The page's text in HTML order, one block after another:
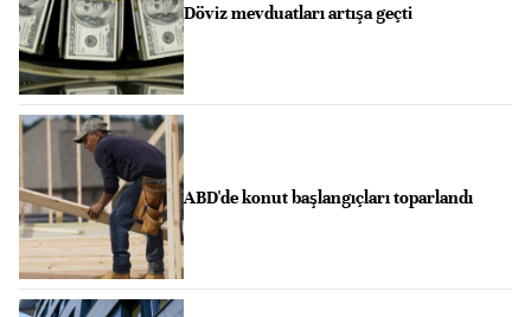
Döviz mevduatları artışa geçti
ABD'de konut başlangıçları toparlandı